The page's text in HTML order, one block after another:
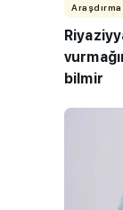
Araşdırma
bilmir